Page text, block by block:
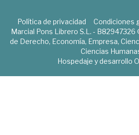
Política de privacidad Condiciones
Marcial Pons Librero S.L. - B82947326
de Derecho, Economía, Empresa,
Ciencias
Hospedaje y desarrollo